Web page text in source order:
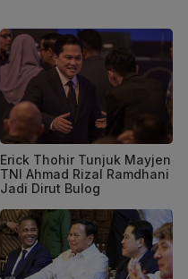
Erick Thohir Tunjuk Mayjen
TNI Ahmad Rizal Ramdhani
Jadi Dirut Bulog